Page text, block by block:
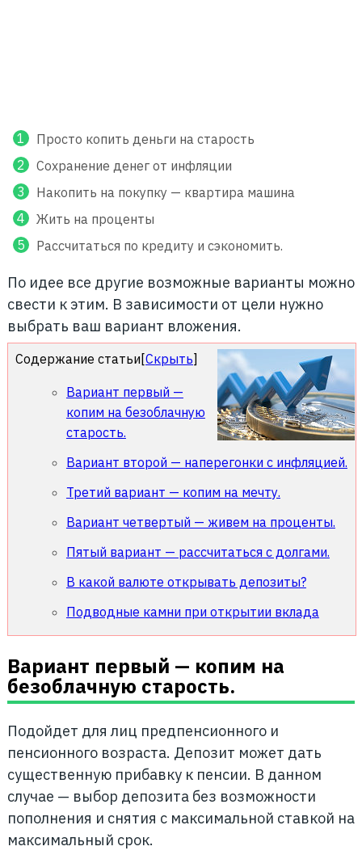
Просто копить деньги на старость
Сохранение денег от инфляции
Накопить на покупку — квартира машина
Жить на проценты
Рассчитаться по кредиту и сэкономить.
По идее все другие возможные варианты можно
свести к этим. В зависимости от цели нужно
выбрать ваш вариант вложения.
Содержание статьи [Скрыть]
Вариант первый —
копим на безоблачную
старость.
Вариант второй — наперегонки с инфляцией.
Третий вариант — копим на мечту.
Вариант четвертый — живем на проценты.
Пятый вариант — рассчитаться с долгами.
В какой валюте открывать депозиты?
Подводные камни при открытии вклада
Вариант первый — копим на
безоблачную старость.
Подойдет для лиц предпенсионного и
пенсионного возраста. Депозит может дать
существенную прибавку к пенсии. В данном
случае — выбор депозита без возможности
пополнения и снятия с максимальной ставкой на
максимальный срок.